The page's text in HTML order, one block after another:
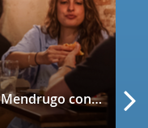
Cena completa para dos en Mendrugo con cerveza artesana incluida